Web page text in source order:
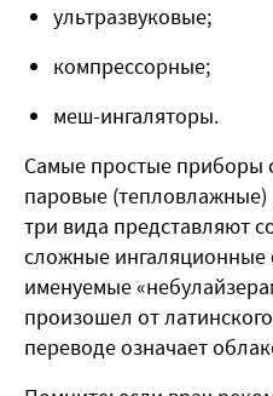
ультразвуковые;
компрессорные;
меш-ингаляторы.
Самые простые приборы
паровые
три вида представляют
сложные ингаляционные
именуемые
произошел от
переводе означает